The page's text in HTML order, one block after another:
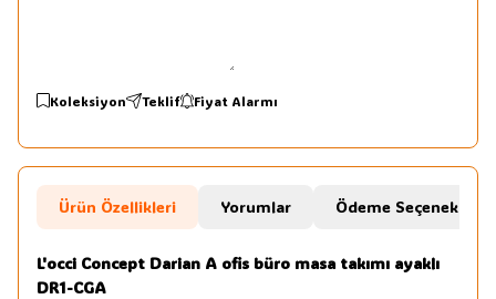
Koleksiyon Teklif Fiyat Alarmı
Ürün Özellikleri Yorumlar Ödeme Seçenekleri
L'occi Concept Darian A ofis büro masa takımı ayaklı
DR1-CGA